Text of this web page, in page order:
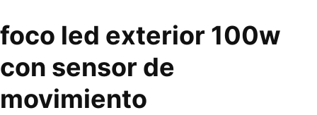
foco led exterior 100w
con sensor de
movimiento